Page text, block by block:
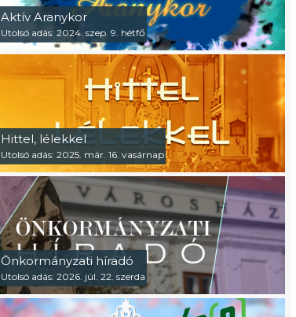
Aktív Aranykor
Utolsó adás: 2024. szep. 9. hétfő
Hittel, lélekkel
Utolsó adás: 2025. már. 16. vasárnap
Önkormányzati híradó
Utolsó adás: 2026. júl. 22. szerda